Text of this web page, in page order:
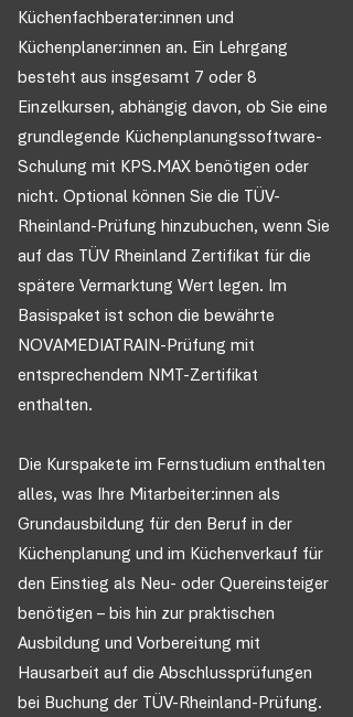
Küchenfachberater:innen und
Küchenplaner:innen an. Ein Lehrgang
besteht aus insgesamt 7 oder 8
Einzelkursen, abhängig davon, ob Sie eine
grundlegende Küchenplanungssoftware-
Schulung mit KPS.MAX benötigen oder
nicht. Optional können Sie die TÜV-
Rheinland-Prüfung hinzubuchen, wenn Sie
auf das TÜV Rheinland Zertifikat für die
spätere Vermarktung Wert legen. Im
Basispaket ist schon die bewährte
NOVAMEDIATRAIN-Prüfung mit
entsprechendem NMT-Zertifikat
enthalten.
Die Kurspakete im Fernstudium enthalten
alles, was Ihre Mitarbeiter:innen als
Grundausbildung für den Beruf in der
Küchenplanung und im Küchenverkauf für
den Einstieg als Neu- oder Quereinsteiger
benötigen – bis hin zur praktischen
Ausbildung und Vorbereitung mit
Hausarbeit auf die Abschlussprüfungen
bei Buchung der TÜV-Rheinland-Prüfung.